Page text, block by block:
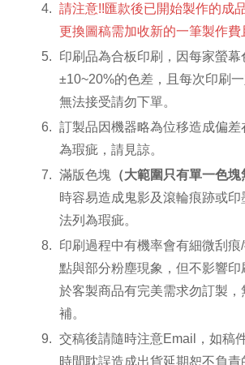
請注意!!匯款後已開始製作的成
更換圖稿需加收新的一筆製作費
印刷品為合板印刷，因每家螢
±10~20%的色差，且每次印刷
無法接受請勿下單。
訂製品因機器略為位移造成偏差
為瑕疵，請見諒。
滿版色塊 （大範圍只有單一色塊
時容易造成鬼影及滾輪痕跡或
法列為瑕疵。
印刷過程中有機率會有細微刮
點與部分粉塵現象，但不影響
於客製商品有完美需求勿訂製，
補。
交稿後請隨時注意Email，如稿
時間耽誤造成出貨延期恕不負責